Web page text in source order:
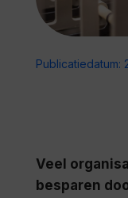
Publicatiedatum:
Veel
besparen